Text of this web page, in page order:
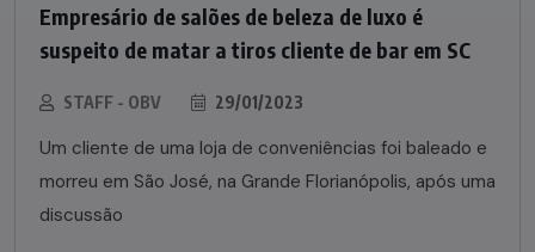
Empresário de salões de beleza de luxo é
suspeito de matar a tiros cliente de bar em SC
STAFF - OBV 29/01/2023
Um cliente de uma loja de conveniências foi baleado e
morreu em São José, na Grande Florianópolis, após uma
discussão